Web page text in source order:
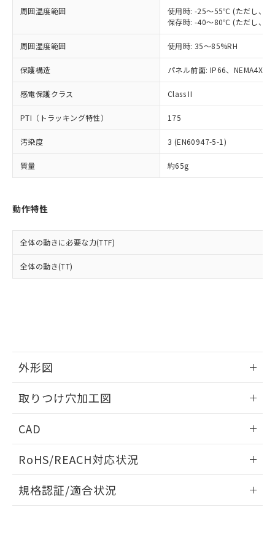
周囲温度範囲
使用時: -25～55℃ (ただし、氷
保存時: -40～80℃ (ただし、氷
周囲湿度範囲 使用時: 35～85%RH
保護構造 パネル前面: IP66、NEMA4X,
感電保護クラス Class II
PTI（トラッキング特性） 175
汚染度 3 (EN60947-5-1)
質量 約65g
動作特性
全体の動きに必要な力(TTF)
全体の動き(TT)
外形図
取りつけ穴加工図
CAD
ドすることができます。
ログイン/会員登録
RoHS/REACH対応状況
EU RoHS 注意事項・凡例
規格認証/適合状況
在庫状況および標準価格結果を当社の
事前の承諾なく第三者に漏洩または開
示しないようお願いします。
マイパーツ機能（部品リスト作成サー
ビス）をご利用いただくには、I-Web
メンバーズにご登録されている必要が
あります。
お客様が当ウェブサイト上で当社にご
登録された部品リストについて、当社
および当社の共同利用者が、当社の製
品・サービスに関するお客様との取
引・商談に必要な範囲で利用すること
部品在庫の切り替え状況などにより、予定
月が前後することがあります。
※3 非含有証明書ダウンロード
下記の非含有証明書をダウンロードするこ
EU RoHS指令（10物質）の非含有証明書
ものではありません。
また、RoHS指令のフタル酸エステル類４
荷製品に未対応品が混在することから備考
「ｅ」：有害物質（10物質）のすべてが基
準値以下であることを示します。
「10」：通常の使用状況下において有害物
質が外部に漏えいし、環境に深刻な影響を
及ぼさない年数を意味します。
「－」：未確認です。当社販売部門へお問
当社は、貴社製品を第三者に販売する
場合は、上記1、2および3の内容を当
該第三者に通知します。また当社は、
販売先および販売に係わる関係者が違
法に輸出するおそれがある場合は、取
り引きをいたしません。
キャンセル
たはお客様担当のオムロン制御
機器販売店・当社販売員にご確
受注生産機種、また在庫状況の
情報を公開していない機種